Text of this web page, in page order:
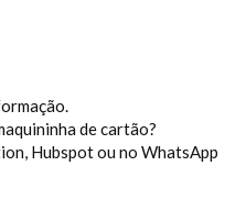
de cartão?
Hubspot ou no WhatsApp